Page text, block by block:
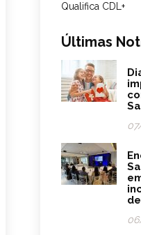
Qualifica CDL+
Últimas